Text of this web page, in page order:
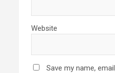
Website
Save my name,